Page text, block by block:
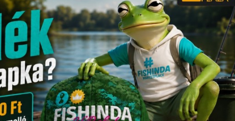
301 Delphin ERGONO filéző kés
6 064Ft
Fishingoutlet